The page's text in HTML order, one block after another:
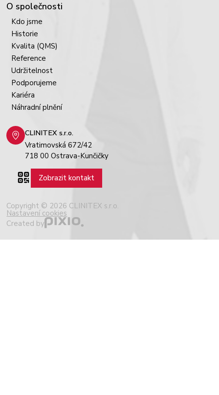
O společnosti
Kdo jsme
Historie
Kvalita (QMS)
Reference
Udržitelnost
Podporujeme
Kariéra
Náhradní plnění
CLINITEX s.r.o.
Vratimovská 672/42
718 00 Ostrava-Kunčičky
Zobrazit kontakt
Copyright © 2026 CLINITEX s.r.o.
Nastavení cookies
Created by